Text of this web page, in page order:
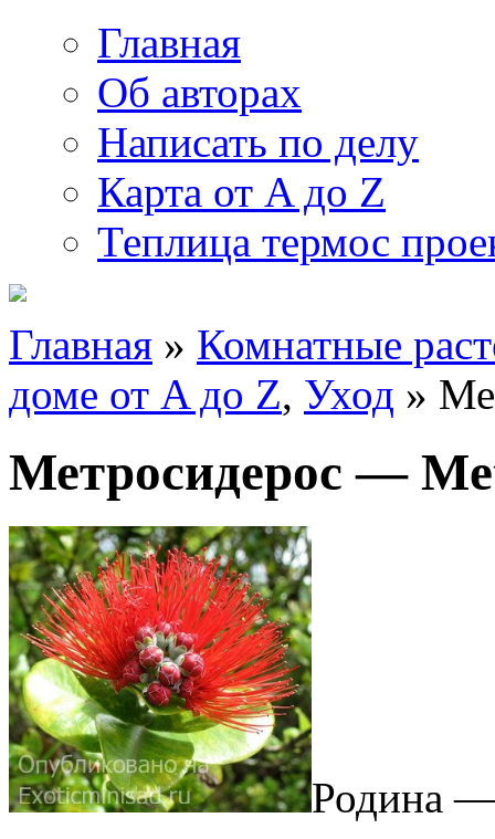
Главная
Об авторах
Написать по делу
Карта от A до Z
Теплица термос
Главная » Комнатные
доме от A до Z, Уход »
Метросидерос —
Родина